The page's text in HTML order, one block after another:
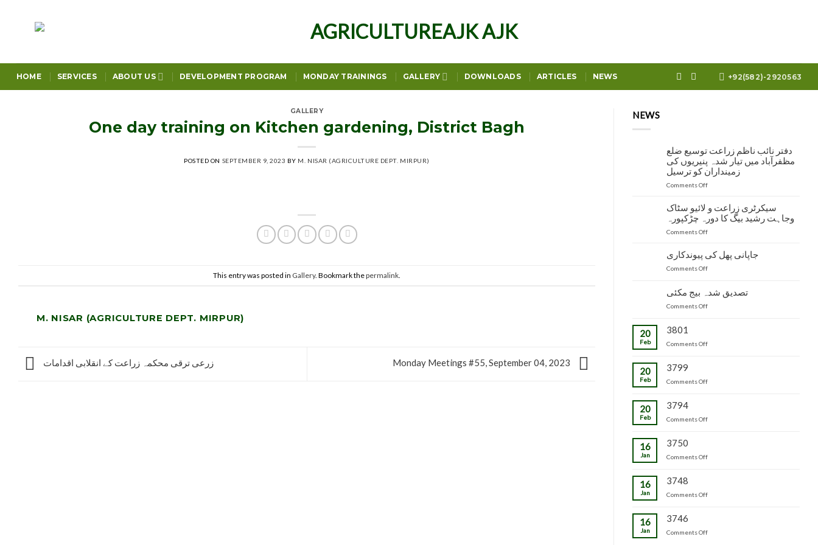
HOME SERVICES ABOUT US DEVELOPMENT PROGRAM MONDAY TRAININGS GALLERY DOWNLOADS ARTICLES NEWS +92(582)-2920563
GALLERY
One day training on Kitchen gardening, District Bagh
POSTED ON SEPTEMBER 9, 2023 BY M. NISAR (AGRICULTURE DEPT. MIRPUR)
This entry was posted in Gallery. Bookmark thepermalink
M. NISAR (AGRICULTURE DEPT. MIRPUR)
زرعی ترقی محکمہ زراعت کے انقلابی اقدامات Monday Meetings #55, September 04, 2023
NEWS
دفتر نائب ناظم زراعت توسیع ضلع
مظفرآباد میں تیار شدہ پنیریوں کی
زمینداران کو ترسیل
Comments Offon
ناظم
زراعت
توسیع
مظفرآباد
پنیریوں
سیکرٹری زراعت و لائیو سٹاک
وجاہت رشید بیگ کا دورہ چڑکپورہ
Comments Offon
زراعت
و
لائیو
وجاہت
جاپانی پھل کی پیوندکاری
Comments Offon
کی
پیوندکاری
تصدیق شدہ بیج مکئی
Comments Offon
مکئی
20
Feb
3801
Comments Offon
20
Feb
3799
Comments Offon
20
Feb
3794
Comments Offon
16
Jan
3750
Comments Offon
16
Jan
3748
Comments Offon
16
Jan
3746
Comments Offon